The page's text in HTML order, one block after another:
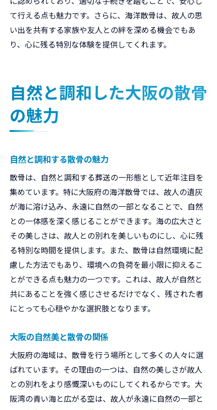
て行える点も魅力です。さらに、海洋散骨は、故人の思
い出を共有する家族や友人との絆を深める機会でもあ
り、心に残る特別な体験を提供してくれます。
自然と調和した大阪の散骨
の魅力
自然と調和する散骨の魅力
散骨は、自然と調和する葬送の一形態として近年注目を
集めています。特に大阪府の海洋散骨では、故人の遺灰
が海に溶け込み、永遠に自然の一部となることで、自然
との一体感を深く感じることができます。海の広大さと
その美しさは、故人との別れを美しいものにし、心に残
る特別な時間を提供します。また、散骨は自然環境に配
慮した方法でもあり、環境への負荷を最小限に抑えるこ
とができる点も魅力の一つです。これは、故人が自然と
共にあることを強く感じさせるだけでなく、残された者
にとっても心穏やかな選択肢となります。
大阪の自然美と散骨の関係
大阪府の海域は、散骨を行う場所として多くの人々に選
ばれています。その理由の一つは、自然の美しさが故人
との別れをより感慨深いものにしてくれるからです。大
阪湾の青い海と広がる空は、故人が永遠に自然の一部と